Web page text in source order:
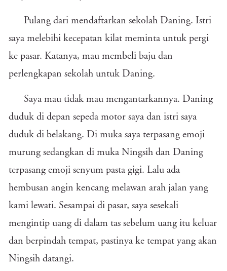
Pulang dari mendaftarkan sekolah Daning. Istri
saya melebihi kecepatan kilat meminta untuk pergi
ke pasar. Katanya, mau membeli baju dan
perlengkapan sekolah untuk Daning.
Saya mau tidak mau mengantarkannya. Daning
duduk di depan sepeda motor saya dan istri saya
duduk di belakang. Di muka saya terpasang emoji
murung sedangkan di muka Ningsih dan Daning
terpasang emoji senyum pasta gigi. Lalu ada
hembusan angin kencang melawan arah jalan yang
kami lewati. Sesampai di pasar, saya sesekali
mengintip uang di dalam tas sebelum uang itu keluar
dan berpindah tempat, pastinya ke tempat yang akan
Ningsih datangi.